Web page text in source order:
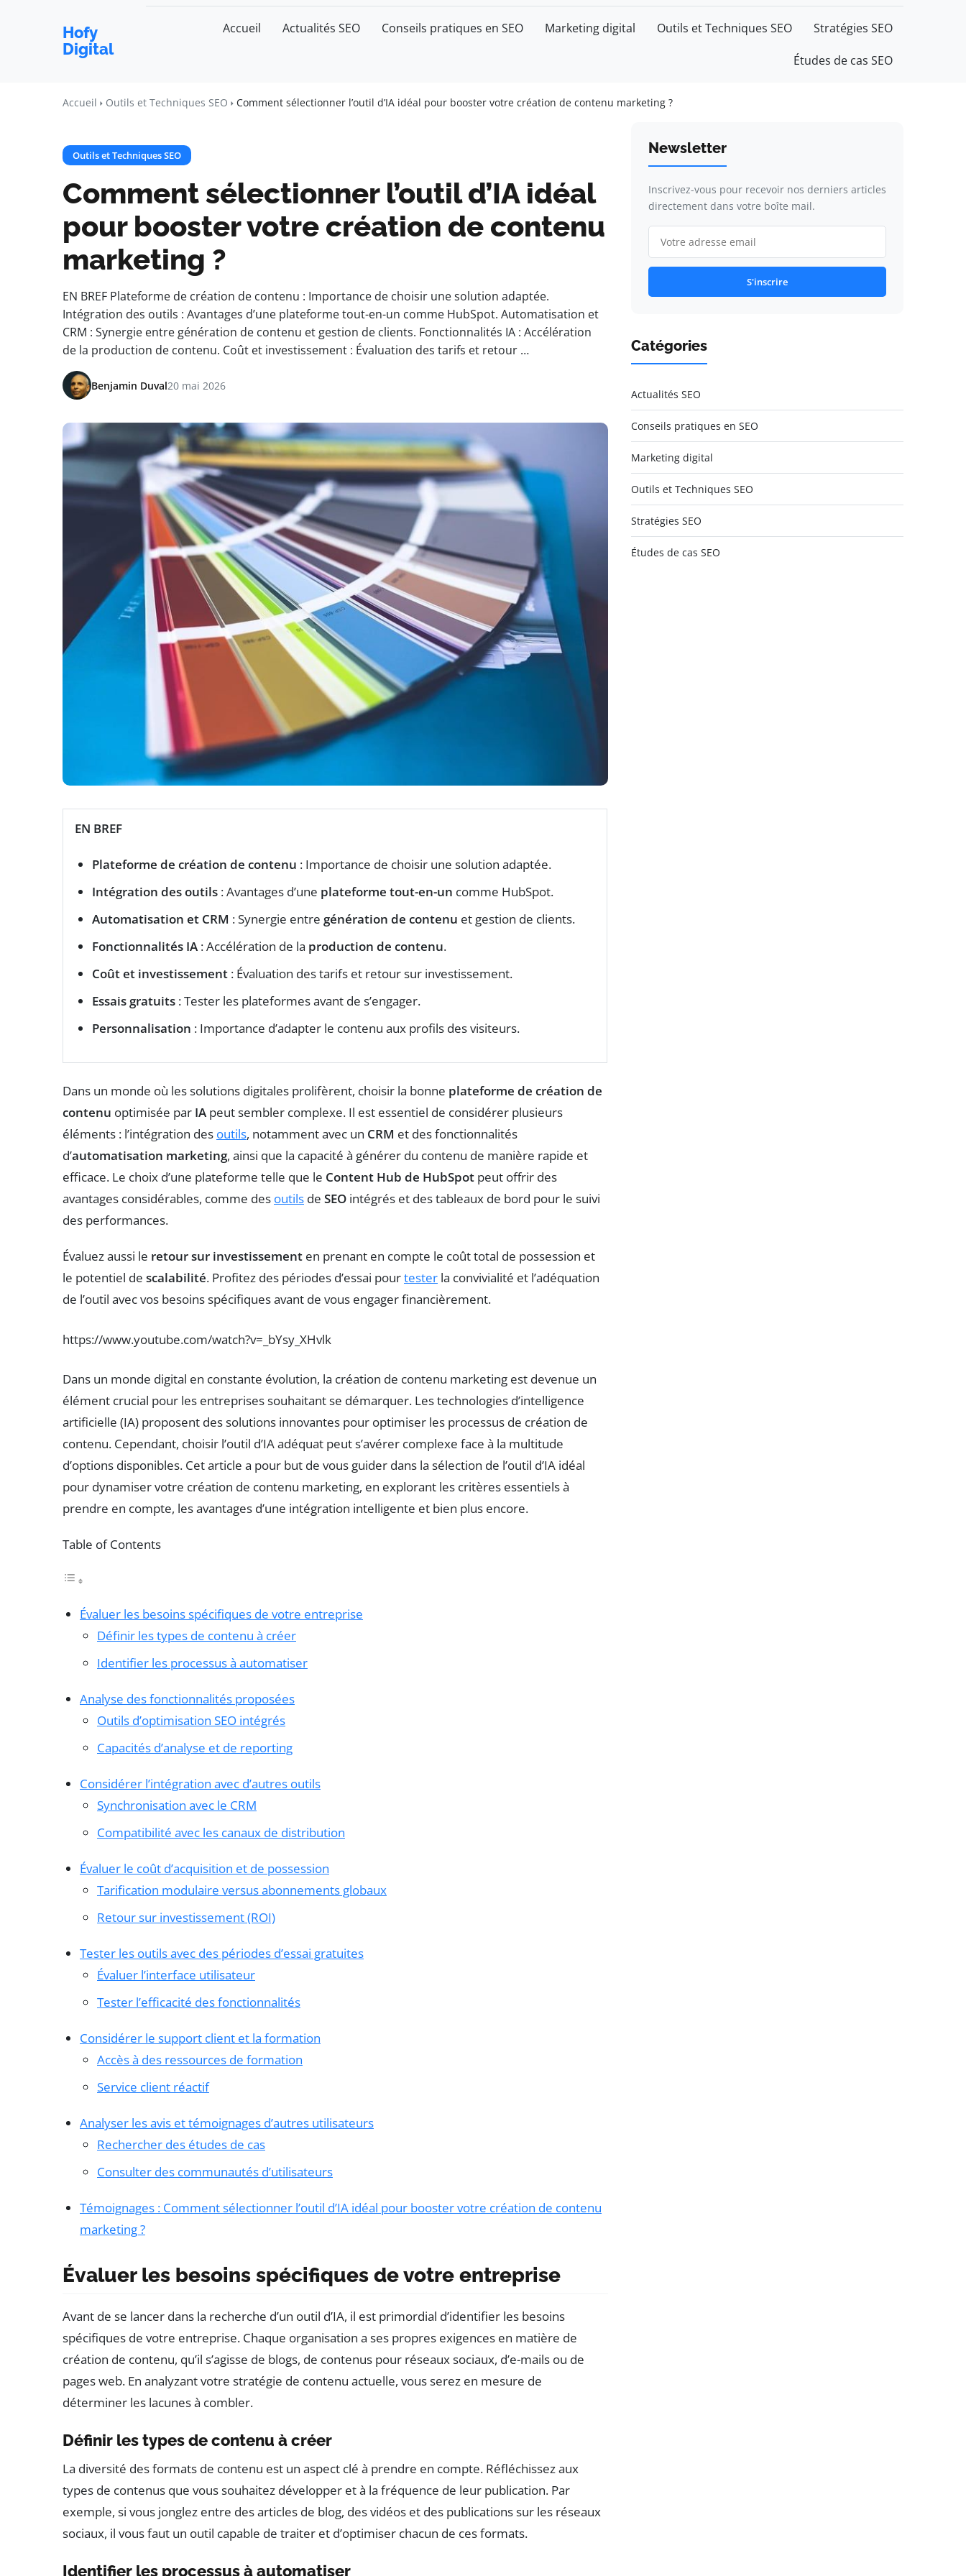
Hofy
Digital
Accueil Actualités SEO Conseils pratiques en SEO Marketing digital Outils et Techniques SEO Stratégies SEO
Études de cas SEO
Accueil Outils et Techniques SEO Comment sélectionner l’outil d’IA idéal pour booster votre création de contenu marketing ?
Outils et Techniques SEO
Comment sélectionner l’outil d’IA idéal
pour booster votre création de contenu
marketing ?
EN BREF Plateforme de création de contenu : Importance de choisir une solution adaptée.
Intégration des outils : Avantages d’une plateforme tout-en-un comme HubSpot. Automatisation et
CRM : Synergie entre génération de contenu et gestion de clients. Fonctionnalités IA : Accélération
de la production de contenu. Coût et investissement : Évaluation des tarifs et retour …
Benjamin Duval20 mai 2026
EN BREF
Plateforme de création de contenu : Importance de choisir une solution adaptée.
Intégration des outils : Avantages d’une plateforme tout-en-un comme HubSpot.
Automatisation et CRM : Synergie entre génération de contenu et gestion de clients.
Fonctionnalités IA : Accélération de la production de contenu.
Coût et investissement : Évaluation des tarifs et retour sur investissement.
Essais gratuits : Tester les plateformes avant de s’engager.
Personnalisation : Importance d’adapter le contenu aux profils des visiteurs.
Dans un monde où les solutions digitales prolifèrent, choisir la bonne plateforme de création de
contenu optimisée par IA peut sembler complexe. Il est essentiel de considérer plusieurs
éléments : l’intégration des outils, notamment avec un CRM et des fonctionnalités
d’automatisation marketing, ainsi que la capacité à générer du contenu de manière rapide et
efficace. Le choix d’une plateforme telle que le Content Hub de HubSpot peut offrir des
avantages considérables, comme des outils de SEO intégrés et des tableaux de bord pour le suivi
des performances.
Évaluez aussi le retour sur investissement en prenant en compte le coût total de possession et
le potentiel de scalabilité. Profitez des périodes d’essai pourtester la convivialité et l’adéquation
de l’outil avec vos besoins spécifiques avant de vous engager financièrement.
https://www.youtube.com/watch?v=_bYsy_XHvlk
Dans un monde digital en constante évolution, la création de contenu marketing est devenue un
élément crucial pour les entreprises souhaitant se démarquer. Les technologies d’intelligence
artificielle (IA) proposent des solutions innovantes pour optimiser les processus de création de
contenu. Cependant, choisir l’outil d’IA adéquat peut s’avérer complexe face à la multitude
d’options disponibles. Cet article a pour but de vous guider dans la sélection de l’outil d’IA idéal
pour dynamiser votre création de contenu marketing, en explorant les critères essentiels à
prendre en compte, les avantages d’une intégration intelligente et bien plus encore.
Table of Contents
Évaluer les besoins spécifiques de votre entreprise
Définir les types de contenu à créer
Identifier les processus à automatiser
Analyse des fonctionnalités proposées
Outils d’optimisation SEO intégrés
Capacités d’analyse et de reporting
Considérer l’intégration avec d’autres outils
Synchronisation avec le CRM
Compatibilité avec les canaux de distribution
Évaluer le coût d’acquisition et de possession
Tarification modulaire versus abonnements globaux
Retour sur investissement (ROI)
Tester les outils avec des périodes d’essai gratuites
Évaluer l’interface utilisateur
Tester l’efficacité des fonctionnalités
Considérer le support client et la formation
Accès à des ressources de formation
Service client réactif
Analyser les avis et témoignages d’autres utilisateurs
Rechercher des études de cas
Consulter des communautés d’utilisateurs
Témoignages : Comment sélectionner l’outil d’IA idéal pour booster votre création de contenu
marketing ?
Évaluer les besoins spécifiques de votre entreprise
Avant de se lancer dans la recherche d’un outil d’IA, il est primordial d’identifier les besoins
spécifiques de votre entreprise. Chaque organisation a ses propres exigences en matière de
création de contenu, qu’il s’agisse de blogs, de contenus pour réseaux sociaux, d’e-mails ou de
pages web. En analyzant votre stratégie de contenu actuelle, vous serez en mesure de
déterminer les lacunes à combler.
Définir les types de contenu à créer
La diversité des formats de contenu est un aspect clé à prendre en compte. Réfléchissez aux
types de contenus que vous souhaitez développer et à la fréquence de leur publication. Par
exemple, si vous jonglez entre des articles de blog, des vidéos et des publications sur les réseaux
sociaux, il vous faut un outil capable de traiter et d’optimiser chacun de ces formats.
Identifier les processus à automatiser
Newsletter
Inscrivez-vous pour recevoir nos derniers articles
directement dans votre boîte mail.
S'inscrire
Catégories
Actualités SEO
Conseils pratiques en SEO
Marketing digital
Outils et Techniques SEO
Stratégies SEO
Études de cas SEO